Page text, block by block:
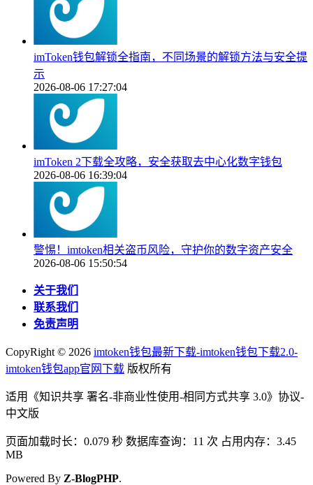
imToken钱包解锁全指南，不同场景的解锁方法与安全提
示
2026-08-06 17:27:04
imToken 2下载全攻略，安全获取去中心化数字钱包
2026-08-06 16:39:04
警惕！imtoken相关盗币风险，守护你的数字资产安全
2026-08-06 15:50:54
关于我们
联系我们
免责声明
CopyRight © 2026 imtoken钱包最新下载-imtoken钱包下载2.0-
imtoken钱包app官网下载 版权所有
适用《知识共享 署名-非商业性使用-相同方式共享 3.0》协议-
中文版
页面加载时长：0.079 秒 数据库查询：11 次 占用内存：3.45
MB
Powered By Z-BlogPHP.